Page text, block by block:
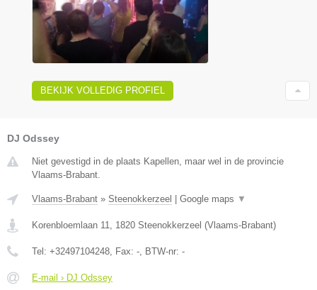
BEKIJK VOLLEDIG PROFIEL
DJ Odssey
Niet gevestigd in de plaats Kapellen, maar wel in de provincie
Vlaams-Brabant.
Vlaams-Brabant » Steenokkerzeel Google maps ▼
Korenbloemlaan 11 1820 Steenokkerzeel (Vlaams-Brabant)
Tel: +32497104248 , Fax: - , BTW-nr: -
E-mail › DJ Odssey